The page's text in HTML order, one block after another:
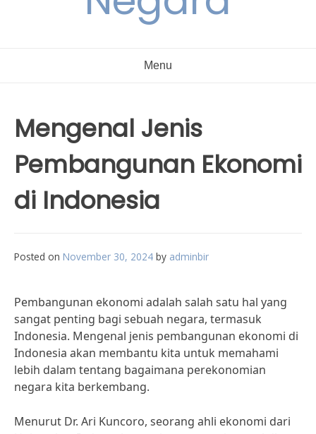
Menu
Mengenal Jenis
Pembangunan Ekonomi
di Indonesia
Posted on November 30, 2024 by adminbir
Pembangunan ekonomi adalah salah satu hal yang
sangat penting bagi sebuah negara, termasuk
Indonesia. Mengenal jenis pembangunan ekonomi di
Indonesia akan membantu kita untuk memahami
lebih dalam tentang bagaimana perekonomian
negara kita berkembang.
Menurut Dr. Ari Kuncoro, seorang ahli ekonomi dari